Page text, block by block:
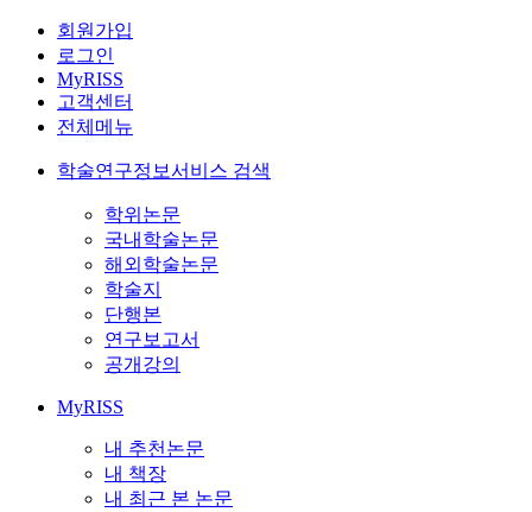
회원가입
로그인
MyRISS
고객센터
전체메뉴
학술연구정보서비스 검색
학위논문
국내학술논문
해외학술논문
학술지
단행본
연구보고서
공개강의
MyRISS
내 추천논문
내 책장
내 최근 본 논문